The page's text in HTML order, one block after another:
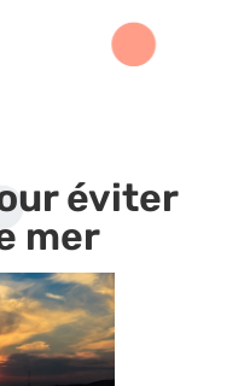
éviter
mer